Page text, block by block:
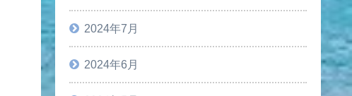
2024年7月
2024年6月